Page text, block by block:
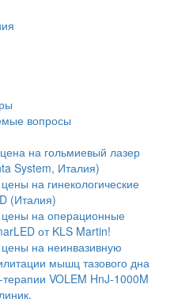
вопросы
на гольмиевый лазер
System, Италия)
на гинекологические
(Италия)
на операционные
от KLS Martin!
на неинвазивную
мышц тазового дна
VOLEM HnJ-1000M